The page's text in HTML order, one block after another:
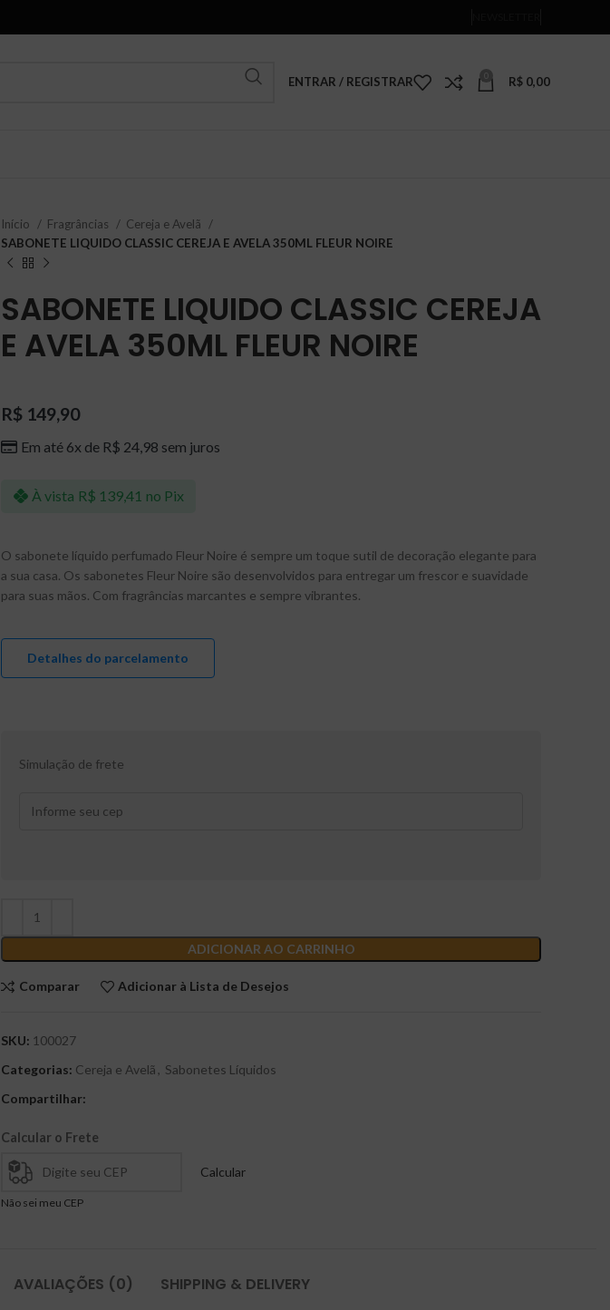
ENTRAR / REGISTRAR R$ 0,00
Início Fragrâncias
Cereja e Avelã
SABONETE LIQUIDO CLASSIC CEREJA E AVELA 350ML FLEUR NOIRE
SABONETE LIQUIDO CLASSIC CEREJA
E AVELA 350ML FLEUR NOIRE
R$ 149,90
Em até 6x de R$ 24,98 sem juros
À vista R$ 139,41 no Pix
O sabonete líquido perfumado Fleur Noire é sempre um toque sutil de decoração elegante para
a sua casa. Os sabonetes Fleur Noire são desenvolvidos para entregar um frescor e suavidade
para suas mãos. Com fragrâncias marcantes e sempre vibrantes.
Detalhes do parcelamento
Simulação de frete
ADICIONAR AO CARRINHO
Comparar Adicionar à Lista de Desejos
SKU: 100027
Categorias: Cereja e Avelã , Sabonetes Líquidos
Compartilhar:
Calcular o Frete
Calcular
Não sei meu CEP
AVALIAÇÕES (0) SHIPPING & DELIVERY